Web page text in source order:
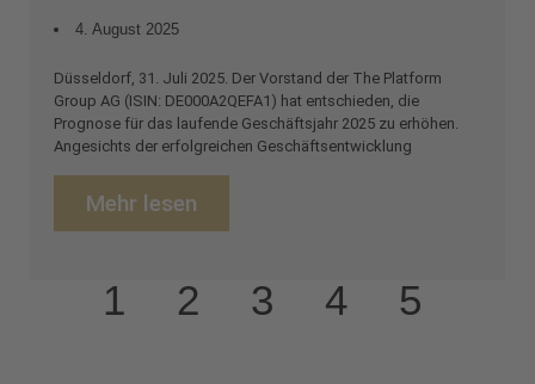
4. August 2025
Düsseldorf, 31. Juli 2025. Der Vorstand der The Platform
Group AG (ISIN: DE000A2QEFA1) hat entschieden, die
Prognose für das laufende Geschäftsjahr 2025 zu erhöhen.
Angesichts der erfolgreichen Geschäftsentwicklung
Mehr lesen
1 2 3 4 5